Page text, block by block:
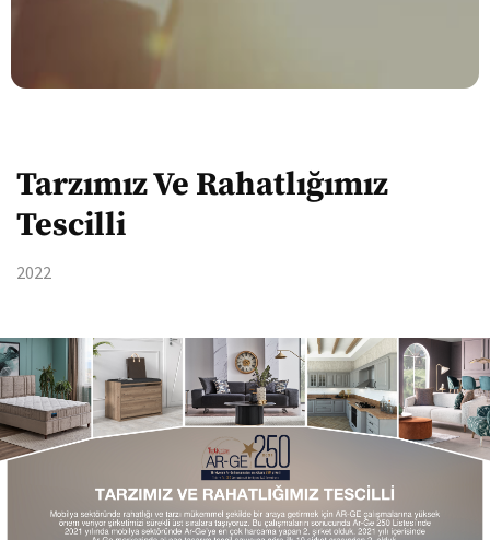
Tarzımız Ve Rahatlığımız
Tescilli
2022